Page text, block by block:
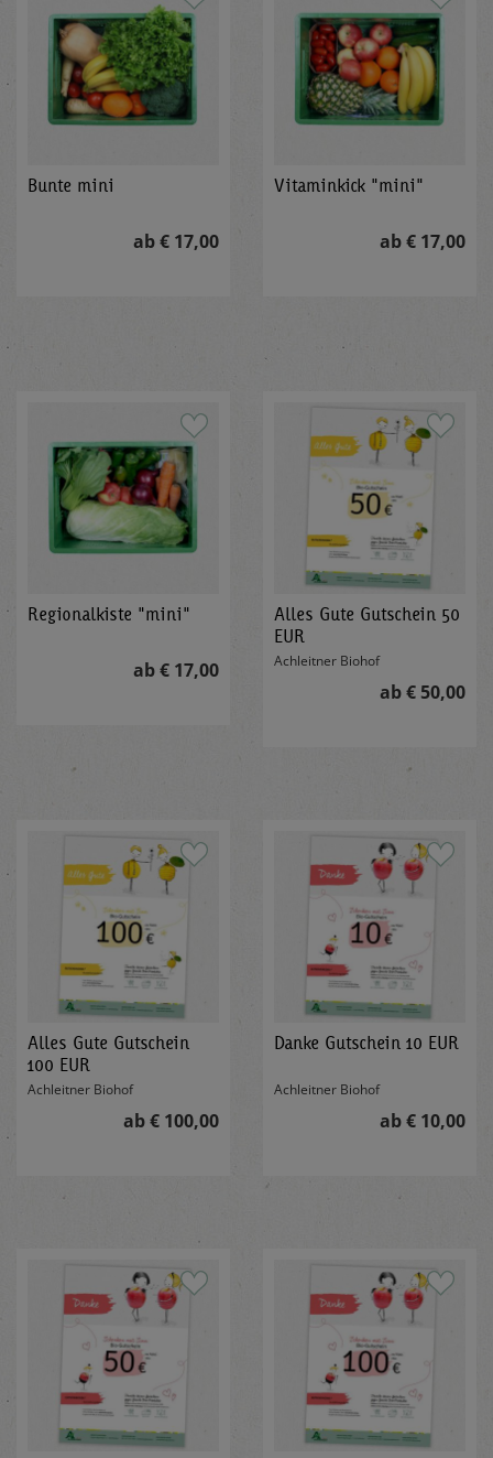
Bunte mini
ab € 17,00
Vitaminkick "mini"
ab € 17,00
Regionalkiste "mini"
ab € 17,00
Alles Gute Gutschein 50
EUR
Achleitner Biohof
ab € 50,00
Alles Gute Gutschein
100 EUR
Achleitner Biohof
ab € 100,00
Danke Gutschein 10 EUR
Achleitner Biohof
ab € 10,00